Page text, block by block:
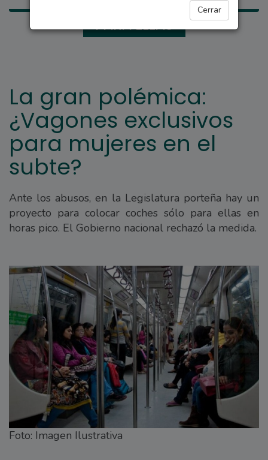
Cerrar
PARA ELLAS
La gran polémica:
¿Vagones exclusivos
para mujeres en el
subte?
Ante los abusos, en la Legislatura porteña hay un
proyecto para colocar coches sólo para ellas en
horas pico. El Gobierno nacional rechazó la medida.
Foto: Imagen Ilustrativa